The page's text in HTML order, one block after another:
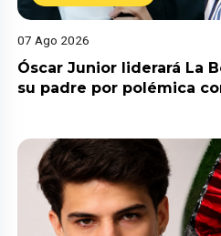
07 Ago 2026
Óscar Junior liderará La
su padre por polémica